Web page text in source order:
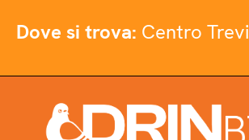
Dove si trova: Centro Trevi